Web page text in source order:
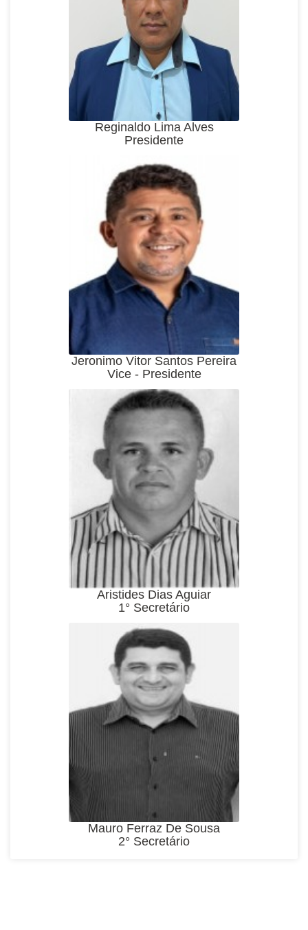
Reginaldo Lima Alves
Presidente
Jeronimo Vitor Santos Pereira
Vice - Presidente
Aristides Dias Aguiar
1° Secretário
Mauro Ferraz De Sousa
2° Secretário